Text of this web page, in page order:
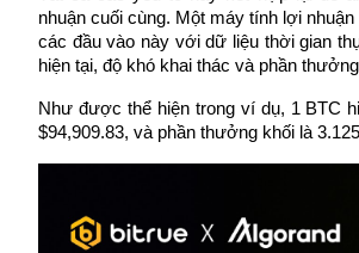
Hướng dẫn giao dịch Spot
nhuận cuối cùng. Một máy tính lợi
các đầu vào này với dữ liệu thời gian
hiện tại, độ khó khai thác và phần
Như được thể hiện trong ví dụ, 1 BTC
$94,909.83, và phần thưởng khối là